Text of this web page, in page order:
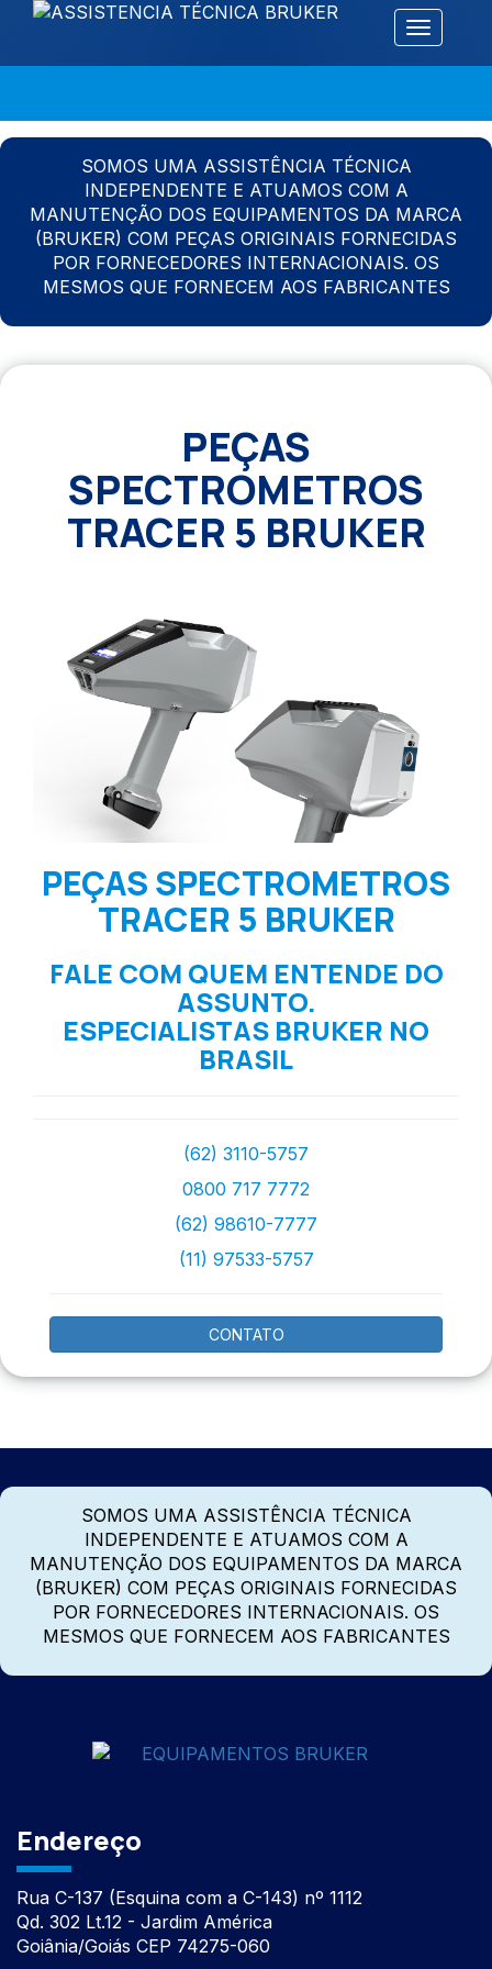
Alternar
SOMOS UMA ASSISTÊNCIA TÉCNICA
INDEPENDENTE E ATUAMOS COM A
MANUTENÇÃO DOS EQUIPAMENTOS DA MARCA
(BRUKER) COM PEÇAS ORIGINAIS FORNECIDAS
POR FORNECEDORES INTERNACIONAIS. OS
MESMOS QUE FORNECEM AOS FABRICANTES
PEÇAS
SPECTROMETROS
TRACER 5 BRUKER
PEÇAS SPECTROMETROS
TRACER 5 BRUKER
FALE COM QUEM ENTENDE DO
ASSUNTO.
ESPECIALISTAS BRUKER NO
BRASIL
(62) 3110-5757
0800 717 7772
(62) 98610-7777
(11) 97533-5757
CONTATO
SOMOS UMA ASSISTÊNCIA TÉCNICA
INDEPENDENTE E ATUAMOS COM A
MANUTENÇÃO DOS EQUIPAMENTOS DA MARCA
(BRUKER) COM PEÇAS ORIGINAIS FORNECIDAS
POR FORNECEDORES INTERNACIONAIS. OS
MESMOS QUE FORNECEM AOS FABRICANTES
Endereço
Rua C-137 (Esquina com a C-143) nº 1112
Qd. 302 Lt.12 - Jardim América
Goiânia/Goiás CEP 74275-060